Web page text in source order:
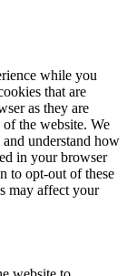
while you
that are
as they are
the website. We
understand how
in your browser
to opt-out of these
may affect your